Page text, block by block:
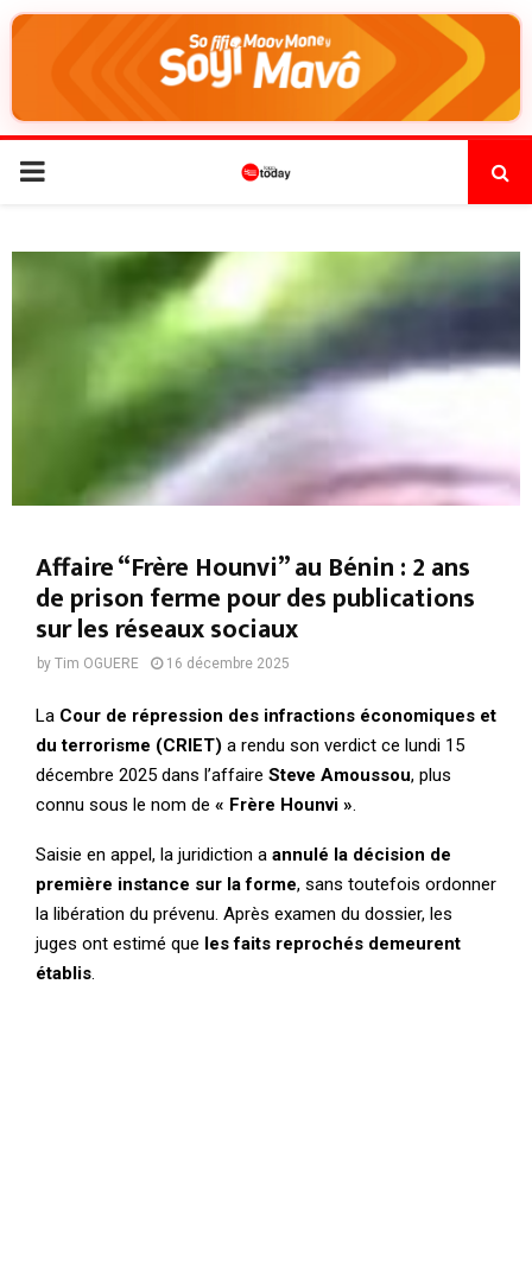
Affaire “Frère Hounvi” au Bénin : 2 ans
de prison ferme pour des publications
sur les réseaux sociaux
by Tim OGUERE 16 décembre 2025
La Cour de répression des infractions économiques et
du terrorisme (CRIET) a rendu son verdict ce lundi 15
décembre 2025 dans l’affaire Steve Amoussou, plus
connu sous le nom de « Frère Hounvi »
Saisie en appel, la juridiction a annulé la décision de
première instance sur la forme, sans toutefois ordonner
la libération du prévenu. Après examen du dossier, les
juges ont estimé que les faits reprochés demeurent
établis